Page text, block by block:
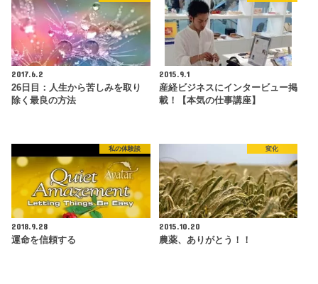
2017.6.2
26日目：人生から苦しみを取り
除く最良の方法
2015.9.1
産経ビジネスにインタービュー掲
載！【本気の仕事講座】
私の体験談
2018.9.28
運命を信頼する
変化
2015.10.20
農薬、ありがとう！！